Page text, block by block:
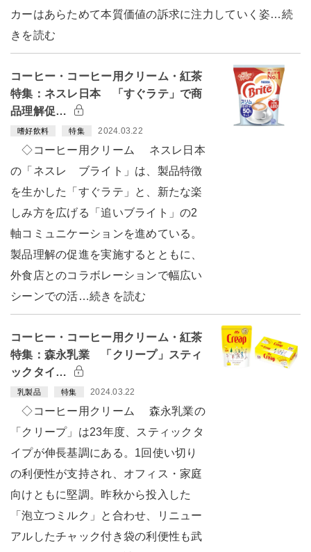
カーはあらためて本質価値の訴求に注力していく姿…続
きを読む
コーヒー・コーヒー用クリーム・紅茶
特集：ネスレ日本 「すぐラテ」で商
品理解促…
嗜好飲料 特集 2024.03.22
◇コーヒー用クリーム ネスレ日本
の「ネスレ ブライト」は、製品特徴
を生かした「すぐラテ」と、新たな楽
しみ方を広げる「追いブライト」の2
軸コミュニケーションを進めている。
製品理解の促進を実施するとともに、
外食店とのコラボレーションで幅広い
シーンでの活…続きを読む
コーヒー・コーヒー用クリーム・紅茶
特集：森永乳業 「クリープ」スティ
ックタイ…
乳製品 特集 2024.03.22
◇コーヒー用クリーム 森永乳業の
「クリープ」は23年度、スティックタ
イプが伸長基調にある。1回使い切り
の利便性が支持され、オフィス・家庭
向けともに堅調。昨秋から投入した
「泡立つミルク」と合わせ、リニュー
アルしたチャック付き袋の利便性も武